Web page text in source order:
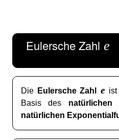
Eulersche Zahl e
Die Eulersche Zahl e
Basis des natürlichen
natürlichen